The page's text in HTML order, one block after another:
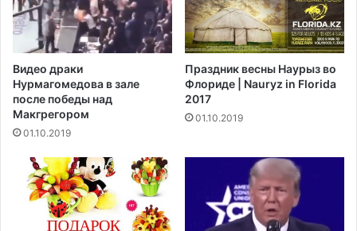
е
р
в
и
н
в
а
я
к
в
и
Видео драки
Нурмагомедова в зале
после победы над
Макгрегором‍
01.10.2019
Праздник весны Наурыз во
Флориде | Nauryz in Florida
2017
01.10.2019